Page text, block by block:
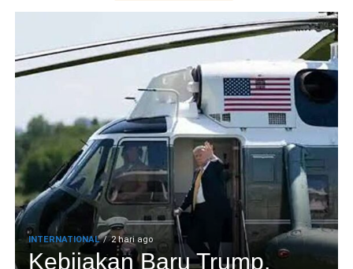
INTERNATIONAL 2 hari ago
Kebijakan Baru Trump,